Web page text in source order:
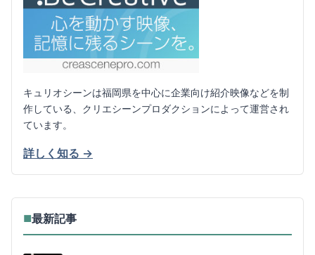
キュリオシーンは福岡県を中心に企業向け紹介映像などを制
作している、クリエシーンプロダクションによって運営され
ています。
詳しく知る →
■最新記事